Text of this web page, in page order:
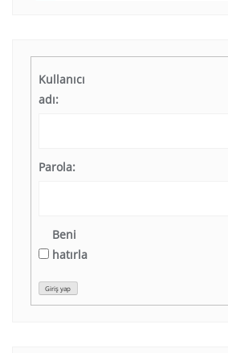
Kullanıcı
adı:
Parola:
Beni
hatırla
Giriş yap